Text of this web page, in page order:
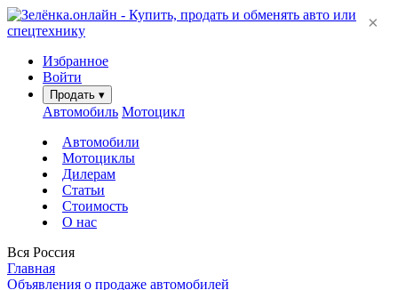
Избранное
Войти
Продать ▾
Автомобиль Мотоцикл
Автомобили
Мотоциклы
Дилерам
Статьи
Стоимость
О нас
Вся Россия
Главная
Объявления о продаже автомобилей
×